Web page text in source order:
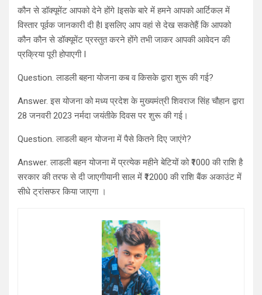
कौन से डॉक्यूमेंट आपको देने होंगे Iइसके बारे में हमने आपको आर्टिकल में
विस्तार पूर्वक जानकारी दी हैI इसलिए आप वहां से देख सकतेहैं कि आपको
कौन कौन से डॉक्यूमेंट प्रस्तुत करने होंगे तभी जाकर आपकी आवेदन की
प्रक्रिया पूरी होपाएगी I
Question. लाडली बहना योजना कब व किसके द्वारा शुरू की गई?
Answer. इस योजना को मध्य प्रदेश के मुख्यमंत्री शिवराज सिंह चौहान द्वारा
28 जनवरी 2023 नर्मदा जयंतीके दिवस पर शुरू की गई।
Question. लाडली बहन योजना में पैसे कितने दिए जाएंगे?
Answer. लाडली बहन योजना में प्रत्येक महीने बेटियों को ₹1000 की राशि है
सरकार की तरफ से दी जाएगीयानी साल में ₹12000 की राशि बैंक अकाउंट में
सीधे ट्रांसफर किया जाएगा ।